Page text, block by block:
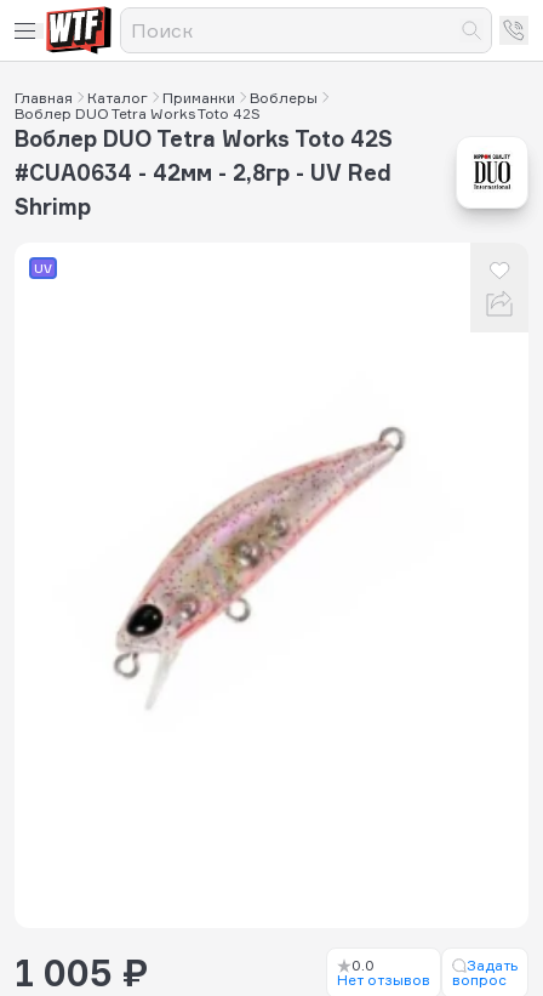
Главная Каталог Приманки
Воблеры
Воблер DUO Tetra Works Toto 42S
UV
Воблер DUO Tetra Works Toto 42S
#CUA0634 - 42мм - 2,8гр - UV Red
Shrimp
1 005 ₽
0.0
Нет отзывов
Задать
вопрос